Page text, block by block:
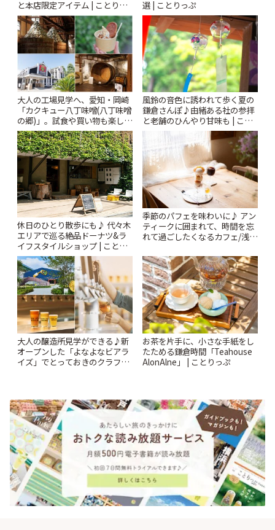
と本店限定アイテム | ことりっ
ぷ
選 | ことりっぷ
大人の工場見学へ、愛知・岡崎
「カクキュー八丁味噌(八丁味噌
の郷)」。試食や買い物も楽しみ
♪ | ことりっぷ
風鈴の音色に誘われて歩く夏の
鎌倉さんぽ♪由緒ある社の参拝
と老舗のひんやり甘味も | こと
りっぷ
休日のひとり散歩にも♪ 代々木
エリアで巡る絶品ドーナツ&ラ
イフスタイルショップ | ことり
っぷ
季節のパフェを味わいに♪ アン
ティークに囲まれて、時間を忘
れて過ごしたくなるカフェ/浅草
大人の醸造所見学ができる♪新
オープンした「よなよなビアラ
イズ」でとっておきのクラフト
お茶を片手に、小さな手紙をし
たためる鎌倉時間「Teahouse
AlonAlne」 | ことりっぷ